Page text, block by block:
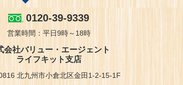
0120-39-9339
営業時間：平日9時～18時
会社バリュー・エージェント
ライフキット支店
北九州市小倉北区金田1-2-15-1F